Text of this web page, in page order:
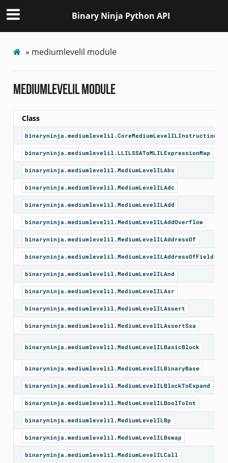
Binary Ninja Python API
» mediumlevelil module
mediumlevelil module
Class
binaryninja.mediumlevelil.CoreMediumLevelILInstruction
binaryninja.mediumlevelil.LLILSSAToMLILExpressionMap
binaryninja.mediumlevelil.MediumLevelILAbs
binaryninja.mediumlevelil.MediumLevelILAdc
binaryninja.mediumlevelil.MediumLevelILAdd
binaryninja.mediumlevelil.MediumLevelILAddOverflow
binaryninja.mediumlevelil.MediumLevelILAddressOf
binaryninja.mediumlevelil.MediumLevelILAddressOfField
binaryninja.mediumlevelil.MediumLevelILAnd
binaryninja.mediumlevelil.MediumLevelILAsr
binaryninja.mediumlevelil.MediumLevelILAssert
binaryninja.mediumlevelil.MediumLevelILAssertSsa
binaryninja.mediumlevelil.MediumLevelILBasicBlock
binaryninja.mediumlevelil.MediumLevelILBinaryBase
binaryninja.mediumlevelil.MediumLevelILBlockToExpand
binaryninja.mediumlevelil.MediumLevelILBoolToInt
binaryninja.mediumlevelil.MediumLevelILBp
binaryninja.mediumlevelil.MediumLevelILBswap
binaryninja.mediumlevelil.MediumLevelILCall